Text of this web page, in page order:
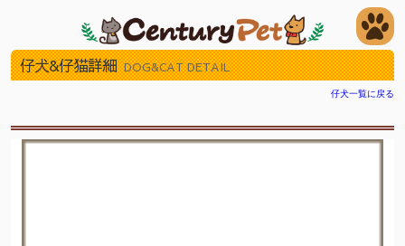
仔犬&仔猫詳細 DOG&CAT DETAIL
仔犬一覧に戻る